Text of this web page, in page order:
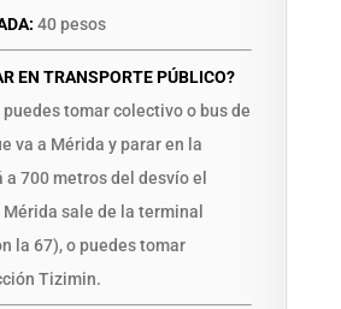
40 pesos
EN TRANSPORTE PÚBLICO?
tomar colectivo o bus de
va a Mérida y parar en la
700 metros del desvío el
sale de la terminal
la 67), o puedes tomar
Tizimin.